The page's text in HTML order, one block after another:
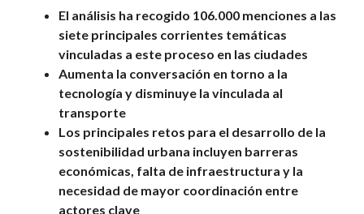
El análisis ha recogido 106.000 menciones a las
siete principales corrientes temáticas
vinculadas a este proceso en las ciudades
Aumenta la conversación en torno a la
tecnología y disminuye la vinculada al
transporte
Los principales retos para el desarrollo de la
sostenibilidad urbana incluyen barreras
económicas, falta de infraestructura y la
necesidad de mayor coordinación entre
actores clave